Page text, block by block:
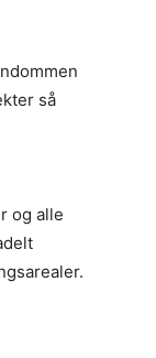
så
og alle